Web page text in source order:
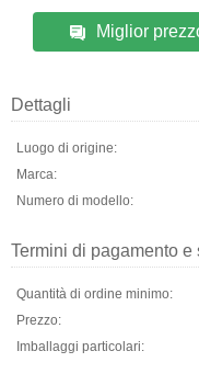
Miglior
Dettagli
Luogo di origine:
Marca:
Numero di modello:
Termini di pagamento e
Quantità di ordine minimo:
Prezzo:
Imballaggi particolari: